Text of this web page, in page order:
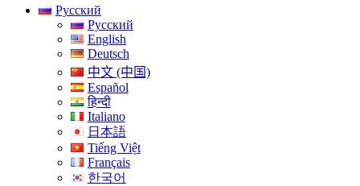
Русский
Русский
English
Deutsch
中文 (中国)
Español
हिन्दी
Italiano
日本語
Tiếng Việt
Français
한국어